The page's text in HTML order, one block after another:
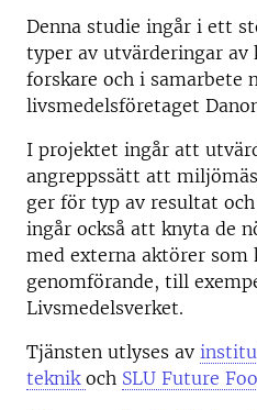
Denna studie ingår i ett
typer av utvärderingar av
forskare och i samarbete
livsmedelsföretaget
I projektet ingår att
angreppssätt att
ger för typ av resultat
ingår också att knyta de
med externa aktörer som
genomförande, till
Livsmedelsverket.
Tjänsten utlyses av
teknik och SLU Future